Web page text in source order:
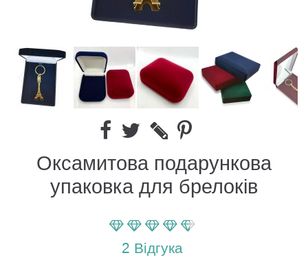
Оксамитова подарункова
упаковка для брелоків
Параметр оценки:
% of100
2 Вiдгука